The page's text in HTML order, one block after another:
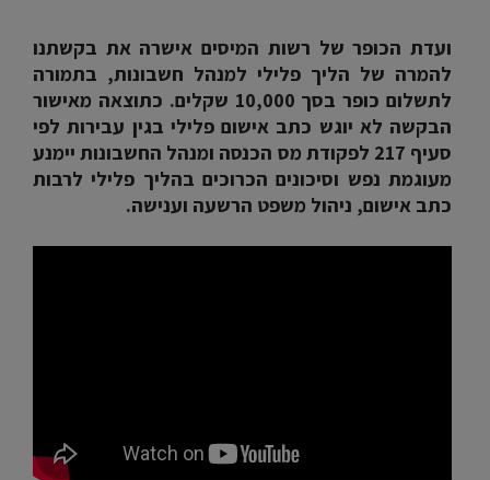
ועדת הכופר של רשות המיסים אישרה את בקשתנו
להמרה של הליך פלילי למנהל חשבונות, בתמורה
לתשלום כופר בסך 10,000 שקלים. כתוצאה מאישור
הבקשה לא יוגש כתב אישום פלילי בגין עבירות לפי
סעיף 217 לפקודת מס הכנסה ומנהל החשבונות יימנע
מעוגמת נפש וסיכונים הכרוכים בהליך פלילי לרבות
כתב אישום, ניהול משפט הרשעה וענישה.